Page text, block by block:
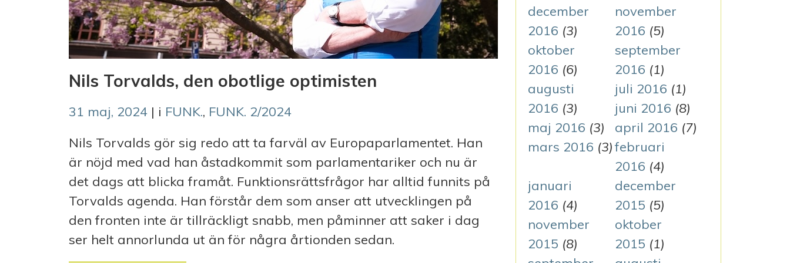
Nils Torvalds, den obotlige optimisten
31 maj, 2024 | i FUNK., FUNK. 2/2024
Nils Torvalds gör sig redo att ta farväl av Europaparlamentet. Han
är nöjd med vad han åstadkommit som parlamentariker och nu är
det dags att blicka framåt. Funktionsrättsfrågor har alltid funnits på
Torvalds agenda. Han förstår dem som anser att utvecklingen på
den fronten inte är tillräckligt snabb, men påminner att saker i dag
ser helt annorlunda ut än för några årtionden sedan.
december
2016 (3)
november
2016 (5)
oktober
2016 (6)
september
2016 (1)
augusti
2016 (3)
juli 2016 (1)
juni 2016 (8)
maj 2016 (3) april 2016 (7)
mars 2016 (3)februari
2016 (4)
januari
2016 (4)
december
2015 (5)
november
2015 (8)
oktober
2015 (1)